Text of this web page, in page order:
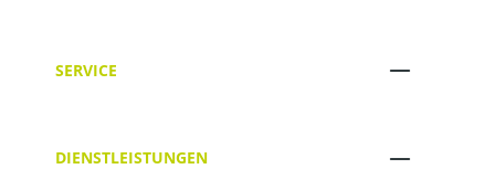
SERVICE
DIENSTLEISTUNGEN